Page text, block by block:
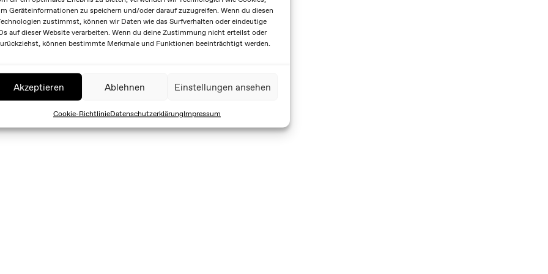
Geräteinformationen zu speichern und/oder darauf zuzugreifen. Wenn du diesen
zustimmst, können wir Daten wie das Surfverhalten oder eindeutige
auf dieser Website verarbeiten. Wenn du deine Zustimmung nicht erteilst oder
können bestimmte Merkmale und Funktionen beeinträchtigt werden.
Akzeptieren Ablehnen Einstellungen ansehen
Cookie-RichtlinieDatenschutzerklärungImpressum